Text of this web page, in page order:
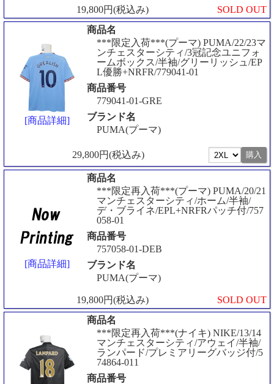
19,800円(税込み) SOLD OUT
[商品詳細]
商品名
***限定入荷***(プーマ) PUMA/22/23マ
ンチェスターシティ/3冠記念ユニフォ
ームボックス/半袖/グリーリッシュ/EP
L優勝+NRFR/779041-01
商品番号
779041-01-GRE
ブランド名
PUMA(プーマ)
29,800円(税込み)
[商品詳細]
商品名
***限定再入荷***(プーマ) PUMA/20/21
マンチェスターシティ/ホーム/半袖/
デ・ブライネ/EPL+NRFRパッチ付/757
058-01
商品番号
757058-01-DEB
ブランド名
PUMA(プーマ)
19,800円(税込み) SOLD OUT
商品名
***限定再入荷***(ナイキ) NIKE/13/14
マンチェスターシティ/アウェイ/半袖/
ランパード/プレミアリーグバッジ付/5
74864-011
商品番号